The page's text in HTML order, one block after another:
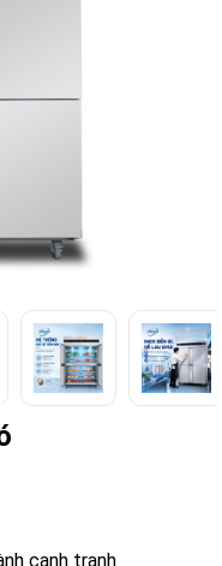
cạnh tranh